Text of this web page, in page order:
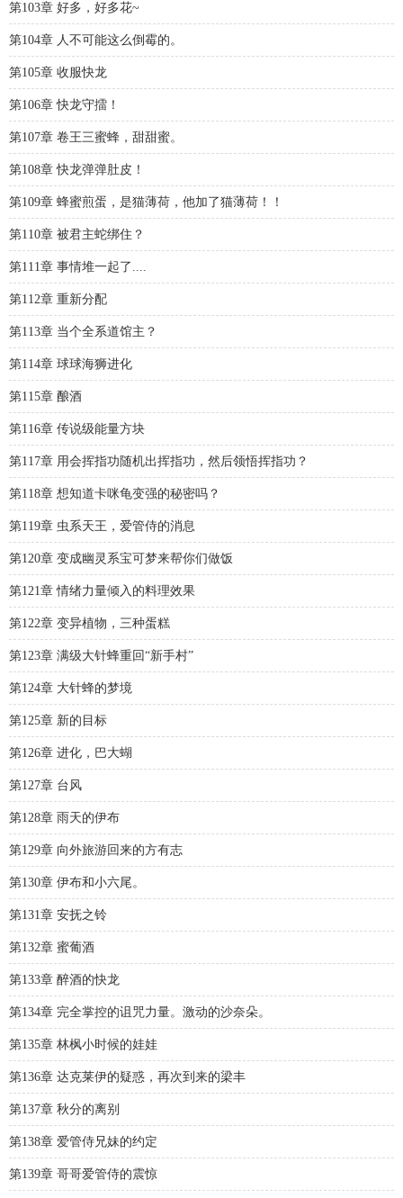
第103章 好多，好多花~
第104章 人不可能这么倒霉的。
第105章 收服快龙
第106章 快龙守擂！
第107章 卷王三蜜蜂，甜甜蜜。
第108章 快龙弹弹肚皮！
第109章 蜂蜜煎蛋，是猫薄荷，他加了猫薄荷！！
第110章 被君主蛇绑住？
第111章 事情堆一起了....
第112章 重新分配
第113章 当个全系道馆主？
第114章 球球海狮进化
第115章 酿酒
第116章 传说级能量方块
第117章 用会挥指功随机出挥指功，然后领悟挥指功？
第118章 想知道卡咪龟变强的秘密吗？
第119章 虫系天王，爱管侍的消息
第120章 变成幽灵系宝可梦来帮你们做饭
第121章 情绪力量倾入的料理效果
第122章 变异植物，三种蛋糕
第123章 满级大针蜂重回“新手村”
第124章 大针蜂的梦境
第125章 新的目标
第126章 进化，巴大蝴
第127章 台风
第128章 雨天的伊布
第129章 向外旅游回来的方有志
第130章 伊布和小六尾。
第131章 安抚之铃
第132章 蜜葡酒
第133章 醉酒的快龙
第134章 完全掌控的诅咒力量。激动的沙奈朵。
第135章 林枫小时候的娃娃
第136章 达克莱伊的疑惑，再次到来的梁丰
第137章 秋分的离别
第138章 爱管侍兄妹的约定
第139章 哥哥爱管侍的震惊